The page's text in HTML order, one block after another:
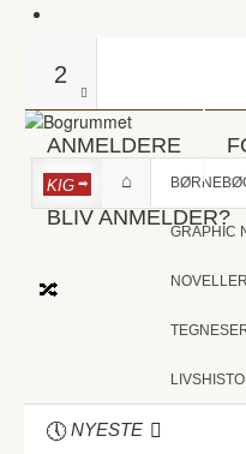
2
ANMELDERE
BLIV ANMELDER?
KIG
GRAPHIC
NOVELLER
NYESTE